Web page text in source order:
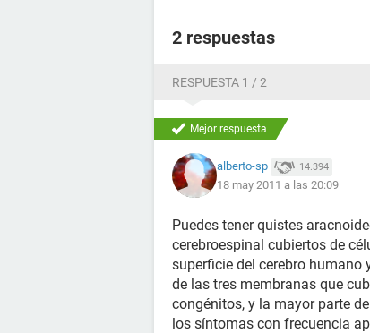
2 respuestas
RESPUESTA 1 / 2
Mejor respuesta
alberto-sp 14.394
18 may 2011 a las 20:09
Puedes tener quistes
cerebroespinal cubiertos de
superficie del cerebro humano
de las tres membranas que
congénitos, y la mayor parte
los síntomas con frecuencia